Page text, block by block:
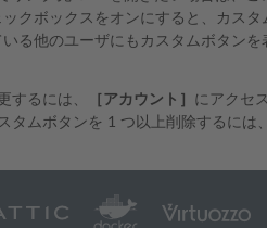
ックボックスをオンにすると、カス
る他のユーザにもカスタムボタン
するには、 ［アカウント］ にアクセ
タムボタンを 1 つ以上削除するに